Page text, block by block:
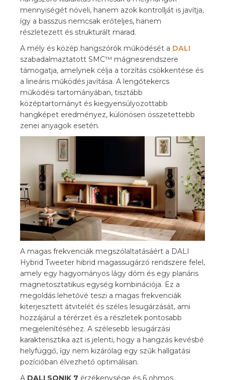
mennyiségét növeli, hanem azok kontrollját is javítja,
így a basszus nemcsak erőteljes, hanem
részletezett és strukturált marad.
A mély és közép hangszórók működését a DALI
szabadalmaztatott SMC™ mágnesrendszere
támogatja, amelynek célja a torzítás csökkentése és
a lineáris működés javítása. A lengőtekercs
működési tartományában, tisztább
középtartományt és kiegyensúlyozottabb
hangképet eredményez, különösen összetettebb
zenei anyagok esetén.
A magas frekvenciák megszólaltatásáért a DALI
Hybrid Tweeter hibrid magassugárzó rendszere felel,
amely egy hagyományos lágy dóm és egy planáris
magnetosztatikus egység kombinációja. Ez a
megoldás lehetővé teszi a magas frekvenciák
kiterjesztett átvitelét és széles lesugárzását, ami
hozzájárul a térérzet és a részletek pontosabb
megjelenítéséhez. A szélesebb lesugárzási
karakterisztika azt is jelenti, hogy a hangzás kevésbé
helyfüggő, így nem kizárólag egy szűk hallgatási
pozícióban élvezhető optimálisan.
A DALI SONIK 7 érzékenysége és 6 ohmos